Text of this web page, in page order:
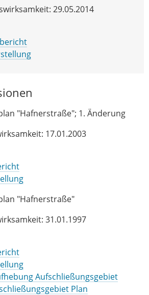
29.05.2014
"Hafnerstraße"; 1. Änderung
17.01.2003
"Hafnerstraße"
31.01.1997
Aufschließungsgebiet
Plan